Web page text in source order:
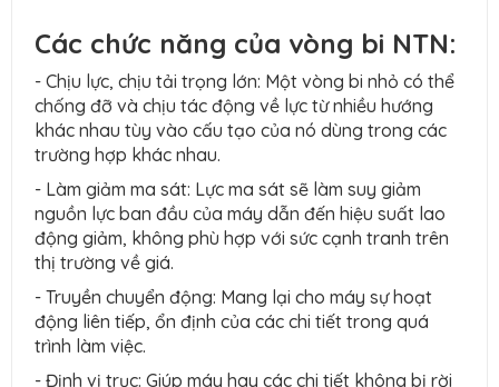
Các chức năng của vòng bi NTN:
- Chịu lực, chịu tải trọng lớn: Một vòng bi nhỏ có thể
chống đỡ và chịu tác động về lực từ nhiều hướng
khác nhau tùy vào cấu tạo của nó dùng trong các
trường hợp khác nhau.
- Làm giảm ma sát: Lực ma sát sẽ làm suy giảm
nguồn lực ban đầu của máy dẫn đến hiệu suất lao
động giảm, không phù hợp với sức cạnh tranh trên
thị trường về giá.
- Truyền chuyển động: Mang lại cho máy sự hoạt
động liên tiếp, ổn định của các chi tiết trong quá
trình làm việc.
- Định vị trục: Giúp máy hay các chi tiết không bị rời